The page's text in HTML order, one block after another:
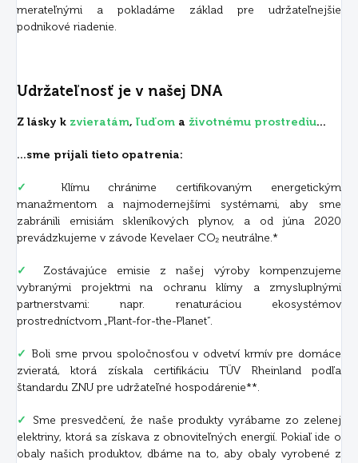
merateľnými a pokladáme základ pre udržateľnejšie
podnikové riadenie.
Udržateľnosť je v našej DNA
Z lásky k zvieratám, ľuďom a životnému prostrediu...
...sme prijali tieto opatrenia:
✓
Klímu chránime certifikovaným energetickým
manažmentom a najmodernejšími systémami, aby sme
zabránili emisiám skleníkových plynov, a od júna 2020
prevádzkujeme v závode Kevelaer CO₂ neutrálne.*
✓ Zostávajúce emisie z našej výroby kompenzujeme
vybranými projektmi na ochranu klímy a zmysluplnými
partnerstvami: napr. renaturáciou ekosystémov
prostredníctvom „Plant-for-the-Planet“.
✓ Boli sme prvou spoločnosťou v odvetví krmív pre domáce
zvieratá, ktorá získala certifikáciu TÜV Rheinland podľa
štandardu ZNU pre udržateľné hospodárenie**.
✓
Sme presvedčení, že naše produkty vyrábame zo zelenej
elektriny, ktorá sa získava z obnoviteľných energií. Pokiaľ ide o
obaly našich produktov, dbáme na to, aby obaly vyrobené z